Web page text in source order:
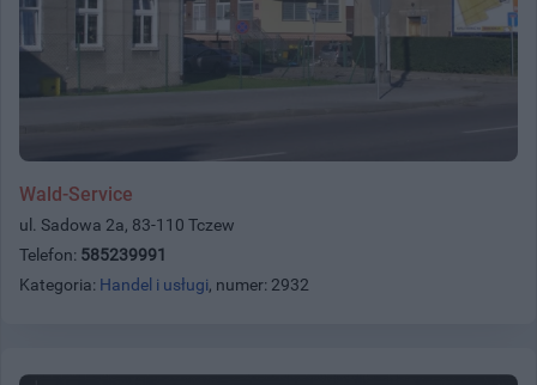
Wald-Service
ul. Sadowa 2a, 83-110 Tczew
Telefon: 585239991
Kategoria: Handel i usługi, numer: 2932